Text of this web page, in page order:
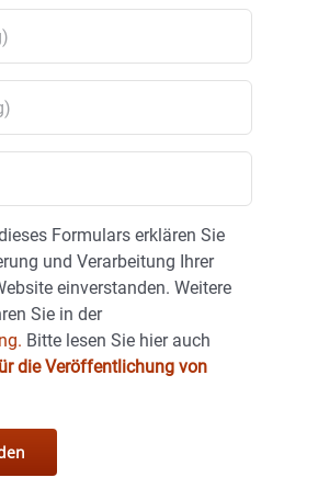
Formulars erklären Sie
und Verarbeitung Ihrer
einverstanden. Weitere
Sie in der
Bitte lesen Sie hier auch
die Veröffentlichung von